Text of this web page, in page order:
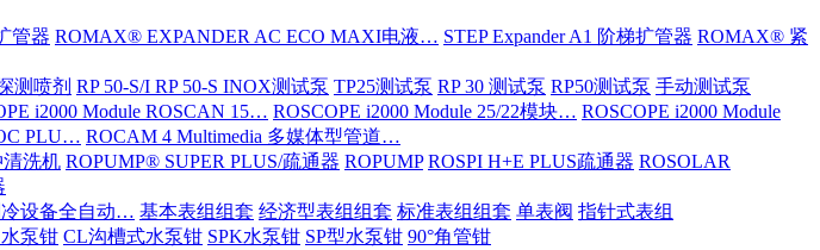
管器 ROMAX® EXPANDER AC ECO MAXI电液… STEP Expander A1 阶梯扩管器 ROMAX® 紧
测喷剂 RP 50-S/I RP 50-S INOX测试泵 TP25测试泵 RP 30 测试泵 RP50测试泵 手动测试泵
i2000 Module ROSCAN 15… ROSCOPE i2000 Module 25/22模块… ROSCOPE i2000 Module
PLU… ROCAM 4 Multimedia 多媒体型管道…
清洗机 ROPUMP® SUPER PLUS/疏通器 ROPUMP ROSPI H+E PLUS疏通器 ROSOLAR
设备全自动… 基本表组组套 经济型表组组套 标准表组组套 单表阀 指针式表组
泵钳 CL沟槽式水泵钳 SPK水泵钳 SP型水泵钳 90°角管钳